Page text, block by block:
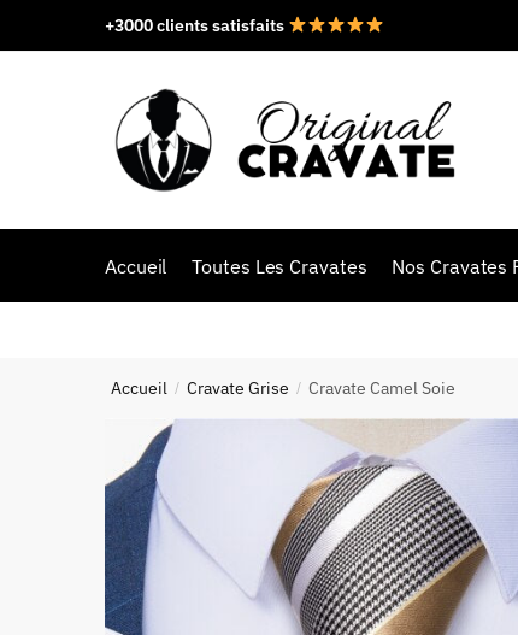
+3000 clients satisfaits
Accueil Toutes Les Cravates Nos Cravates
Accueil / Cravate Grise / Cravate Camel Soie